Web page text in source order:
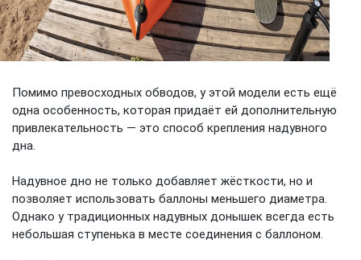
Помимо превосходных обводов, у этой модели есть ещё
одна особенность, которая придаёт ей дополнительную
привлекательность — это способ крепления надувного
дна.
Надувное дно не только добавляет жёсткости, но и
позволяет использовать баллоны меньшего диаметра.
Однако у традиционных надувных донышек всегда есть
небольшая ступенька в месте соединения с баллоном.